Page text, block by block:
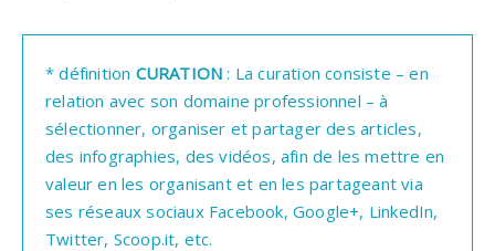
* définition CURATION : La curation consiste – en
relation avec son domaine professionnel – à
sélectionner, organiser et partager des articles,
des infographies, des vidéos, afin de les mettre en
valeur en les organisant et en les partageant via
ses réseaux sociaux Facebook, Google+, LinkedIn,
Twitter, Scoop.it, etc.